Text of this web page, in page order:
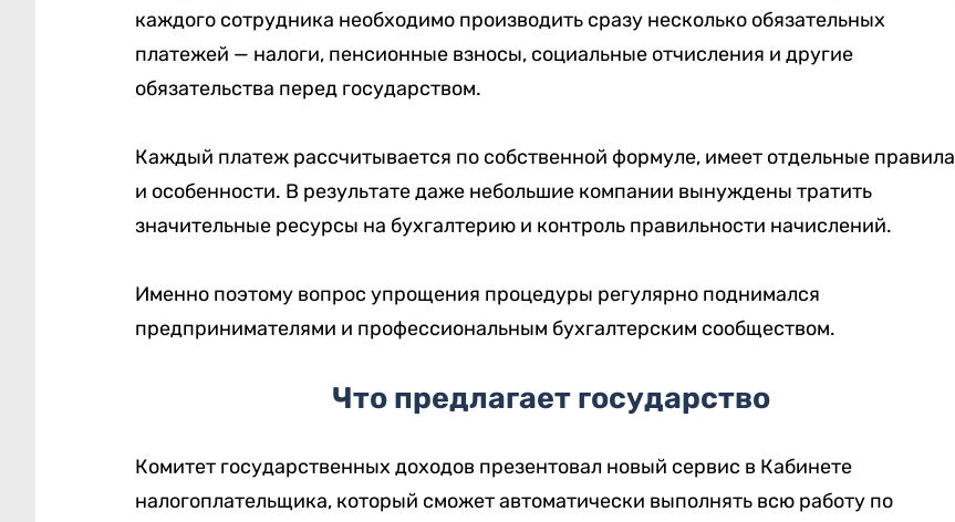
каждого сотрудника необходимо производить сразу несколько обязательных
платежей — налоги, пенсионные взносы, социальные отчисления и другие
обязательства перед государством.
Каждый платеж рассчитывается по собственной формуле, имеет отдельные правила
и особенности. В результате даже небольшие компании вынуждены тратить
значительные ресурсы на бухгалтерию и контроль правильности начислений.
Именно поэтому вопрос упрощения процедуры регулярно поднимался
предпринимателями и профессиональным бухгалтерским сообществом.
Что предлагает государство
Комитет государственных доходов презентовал новый сервис в Кабинете
налогоплательщика, который сможет автоматически выполнять всю работу по